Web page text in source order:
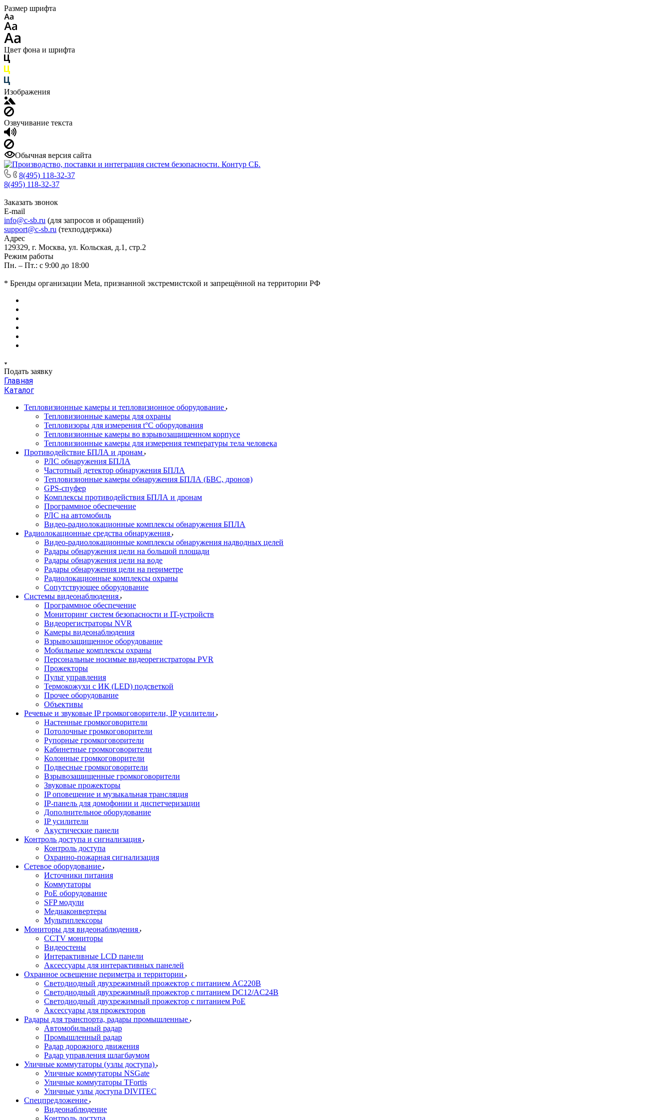
Размер шрифта
Цвет фона и шрифта
Изображения
Озвучивание текста
Обычная версия сайта
8(495) 118-32-37
8(495) 118-32-37
Заказать звонок
E-mail
info@c-sb.ru (для запросов и обращений)
support@c-sb.ru (техподдержка)
Адрес
129329, г. Москва, ул. Кольская, д.1, стр.2
Режим работы
Пн. – Пт.: с 9:00 до 18:00
* Бренды организации Meta, признанной экстремистской и запрещённой на территории РФ
Подать заявку
Главная
Каталог
Тепловизионные камеры и тепловизионное оборудование
Тепловизионные камеры для охраны
Тепловизоры для измерения t°С оборудования
Тепловизионные камеры во взрывозащищенном корпусе
Тепловизионные камеры для измерения температуры тела человека
Противодействие БПЛА и дронам
РЛС обнаружения БПЛА
Частотный детектор обнаружения БПЛА
Тепловизионные камеры обнаружения БПЛА (БВС, дронов)
GPS-спуфер
Комплексы противодействия БПЛА и дронам
Программное обеспечение
РЛС на автомобиль
Видео-радиолокационные комплексы обнаружения БПЛА
Радиолокационные средства обнаружения
Видео-радиолокационные комплексы обнаружения надводных целей
Радары обнаружения цели на большой площади
Радары обнаружения цели на воде
Радары обнаружения цели на периметре
Радиолокационные комплексы охраны
Сопутствующее оборудование
Системы видеонаблюдения
Программное обеспечение
Мониторинг систем безопасности и IT-устройств
Видеорегистраторы NVR
Камеры видеонаблюдения
Взрывозащищенное оборудование
Мобильные комплексы охраны
Персональные носимые видеорегистраторы PVR
Прожекторы
Пульт управления
Термокожухи с ИК (LED) подсветкой
Прочее оборудование
Объективы
Речевые и звуковые IP громкоговорители, IP усилители
Настенные громкоговорители
Потолочные громкоговорители
Рупорные громкоговорители
Кабинетные громкоговорители
Колонные громкоговорители
Подвесные громкоговорители
Взрывозащищенные громкоговорители
Звуковые прожекторы
IP оповещение и музыкальная трансляция
IP-панель для домофонии и диспетчеризации
Дополнительное оборудование
IP усилители
Акустические панели
Контроль доступа и сигнализация
Контроль доступа
Охранно-пожарная сигнализация
Сетевое оборудование
Источники питания
Коммутаторы
PoE оборудование
SFP модули
Медиаконвертеры
Мультиплексоры
Мониторы для видеонаблюдения
CCTV мониторы
Видеостены
Интерактивные LCD панели
Аксессуары для интерактивных панелей
Охранное освещение периметра и территории
Светодиодный двухрежимный прожектор с питанием AC220В
Светодиодный двухрежимный прожектор с питанием DC12/AC24В
Светодиодный двухрежимный прожектор с питанием PoE
Аксессуары для прожекторов
Радары для транспорта, радары промышленные
Автомобильный радар
Промышленный радар
Радар дорожного движения
Радар управления шлагбаумом
Уличные коммутаторы (узлы доступа)
Уличные коммутаторы NSGate
Уличные коммутаторы TFortis
Уличные узлы доступа DIVITEC
Спецпредложение
Видеонаблюдение
Контроль доступа